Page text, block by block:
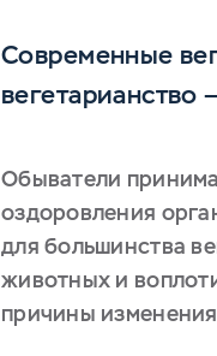
Современные
Обыватели
оздоровления
для большинства
животных и
причины